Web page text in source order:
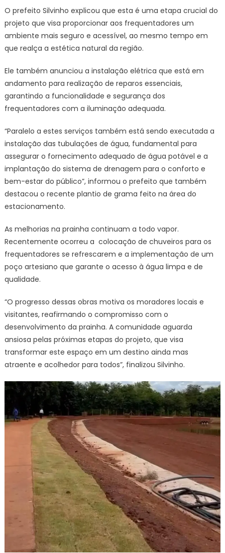
O prefeito Silvinho explicou que esta é uma etapa crucial do
projeto que visa proporcionar aos frequentadores um
ambiente mais seguro e acessível, ao mesmo tempo em
que realça a estética natural da região.
Ele também anunciou a instalação elétrica que está em
andamento para realização de reparos essenciais,
garantindo a funcionalidade e segurança dos
frequentadores com a iluminação adequada.
“Paralelo a estes serviços também está sendo executada a
instalação das tubulações de água, fundamental para
assegurar o fornecimento adequado de água potável e a
implantação do sistema de drenagem para o conforto e
bem-estar do público”, informou o prefeito que também
destacou o recente plantio de grama feito na área do
estacionamento.
As melhorias na prainha continuam a todo vapor.
Recentemente ocorreu a colocação de chuveiros para os
frequentadores se refrescarem e a implementação de um
poço artesiano que garante o acesso à água limpa e de
qualidade.
“O progresso dessas obras motiva os moradores locais e
visitantes, reafirmando o compromisso com o
desenvolvimento da prainha. A comunidade aguarda
ansiosa pelas próximas etapas do projeto, que visa
transformar este espaço em um destino ainda mas
atraente e acolhedor para todos”, finalizou Silvinho.